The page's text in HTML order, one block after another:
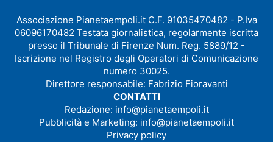
Associazione Pianetaempoli.it C.F. 91035470482 - P.Iva
06096170482 Testata giornalistica, regolarmente iscritta
presso il Tribunale di Firenze Num. Reg. 5889/12 -
Iscrizione nel Registro degli Operatori di Comunicazione
numero 30025.
Direttore responsabile: Fabrizio Fioravanti
CONTATTI
Redazione: info@pianetaempoli.it
Pubblicità e Marketing: info@pianetaempoli.it
Privacy policy